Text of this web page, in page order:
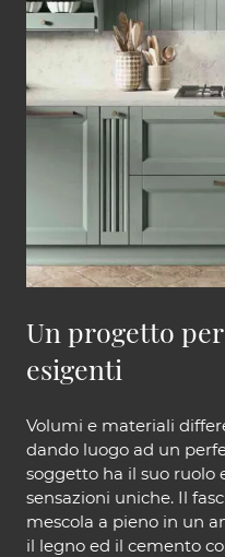
Un progetto
esigenti
Volumi e materiali
dando luogo ad un
soggetto ha il suo
sensazioni uniche. Il
mescola a pieno in un
il legno ed il cemento